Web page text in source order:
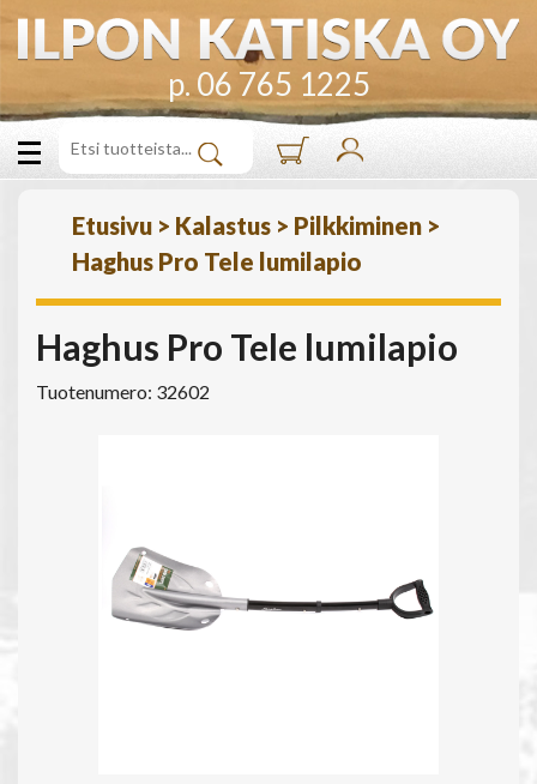
p. 06 765 1225
Etusivu > Kalastus > Pilkkiminen >
Haghus Pro Tele lumilapio
Haghus Pro Tele lumilapio
Tuotenumero: 32602